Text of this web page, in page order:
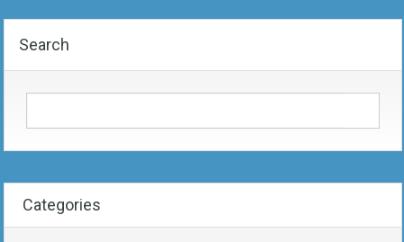
Search
Categories